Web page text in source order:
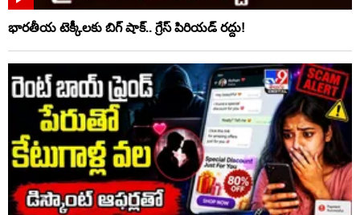
భారతీయ టెక్కీలకు బిగ్‌ షాక్‌.. గ్రేస్ పిరియడ్ రద్దు!